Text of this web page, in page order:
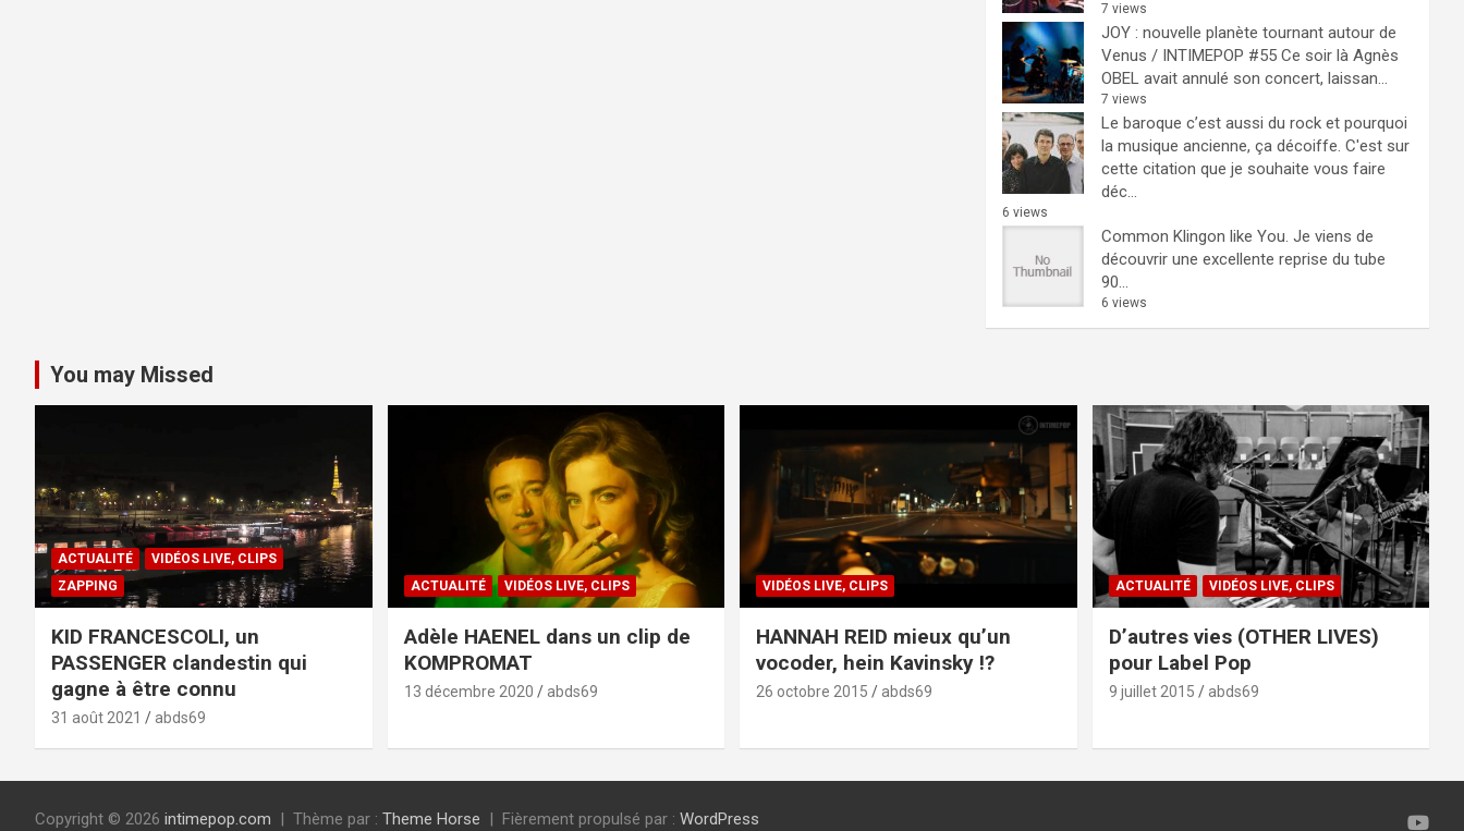
7 views
JOY : nouvelle planète tournant autour de
Venus / INTIMEPOP #55 Ce soir là Agnès
OBEL avait annulé son concert, laissan...
7 views
Le baroque c’est aussi du rock et pourquoi
la musique ancienne, ça décoiffe. C'est sur
cette citation que je souhaite vous faire
déc...
6 views
Common Klingon like You. Je viens de
découvrir une excellente reprise du tube
90...
6 views
You may Missed
ACTUALITÉ
VIDÉOS LIVE, CLIPS
ZAPPING
KID FRANCESCOLI, un
PASSENGER clandestin qui
gagne à être connu
31 août 2021 abds69
ACTUALITÉ VIDÉOS LIVE, CLIPS
Adèle HAENEL dans un clip de
KOMPROMAT
13 décembre 2020 abds69
VIDÉOS LIVE, CLIPS
HANNAH REID mieux qu’un
vocoder, hein Kavinsky !?
26 octobre 2015 abds69
ACTUALITÉ VIDÉOS LIVE, CLIPS
D’autres vies (OTHER LIVES)
pour Label Pop
9 juillet 2015 abds69
Copyright © 2026 intimepop.com Thème par : Theme Horse Fièrement propulsé par : WordPress